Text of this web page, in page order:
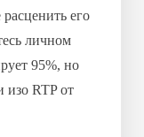
его
личном
95%, но
изо RTP от